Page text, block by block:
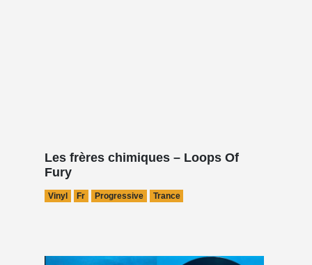
Les frères chimiques – Loops Of
Fury
Vinyl Fr Progressive Trance